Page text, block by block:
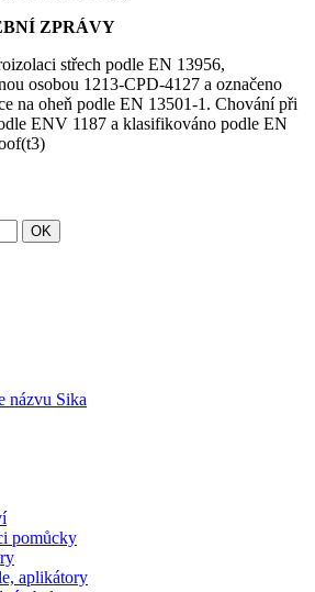
ZPRÁVY
střech podle EN 13956,
osobou 1213-CPD-4127 a označeno
na oheň podle EN 13501-1. Chování při
ENV 1187 a klasifikováno podle EN
OK
názvu Sika
pomůcky
aplikátory